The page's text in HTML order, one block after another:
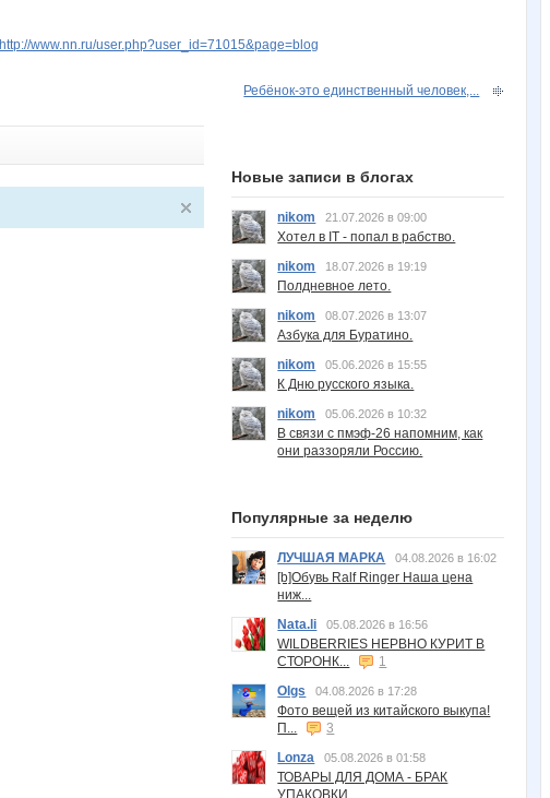
http://www.nn.ru/user.php?user_id=71015&page=blog
Ребёнок-это единственный человек,...
Новые записи в блогах
nikom 21.07.2026 в 09:00
Хотел в IT - попал в рабство.
nikom
18.07.2026 в 19:19
Полдневное лето.
nikom
08.07.2026 в 13:07
Азбука для Буратино.
nikom
05.06.2026 в 15:55
К Дню русского языка.
nikom
05.06.2026 в 10:32
В связи с пмэф-26 напомним, как
они раззоряли Россию.
Популярные за неделю
ЛУЧШАЯ МАРКА 04.08.2026 в 16:02
[b]Обувь Ralf Ringer Наша цена
ниж...
Nata.li
05.08.2026 в 16:56
WILDBERRIES НЕРВНО КУРИТ В
СТОРОНК...
1
Olgs
04.08.2026 в 17:28
Фото вещей из китайского выкупа!
П...
3
Lonza
05.08.2026 в 01:58
ТОВАРЫ ДЛЯ ДОМА - БРАК
УПАКОВКИ.